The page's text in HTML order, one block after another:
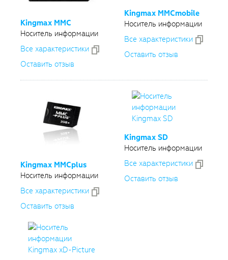
Kingmax MMC
Носитель информации
Все xарактеристики
Оставить отзыв
Kingmax MMCmobile
Носитель информации
Все xарактеристики
Оставить отзыв
Kingmax MMCplus
Носитель информации
Все xарактеристики
Оставить отзыв
Kingmax SD
Носитель информации
Все xарактеристики
Оставить отзыв